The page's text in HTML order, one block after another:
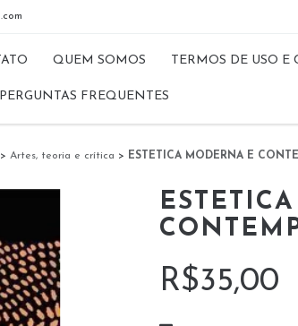
QUEM SOMOS TERMOS DE USO E
PERGUNTAS FREQUENTES
> Artes, teoria e crítica > ESTETICA MODERNA E
R$35,00